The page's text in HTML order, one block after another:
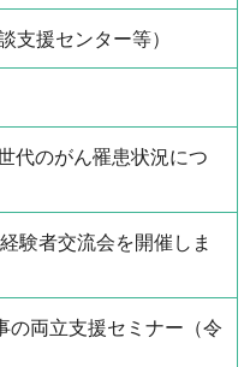
支援センター等）
代のがん罹患状況につ
験者交流会を開催しま
の両立支援セミナー（令